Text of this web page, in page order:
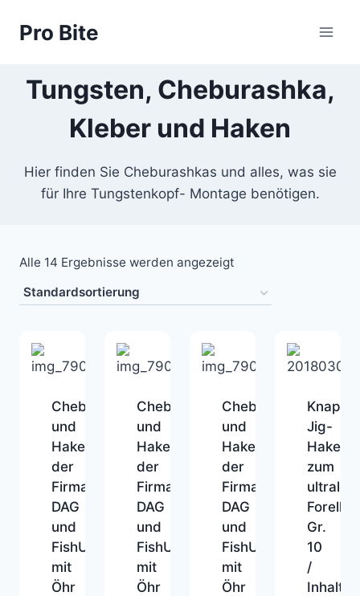
Pro Bite
Tungsten, Cheburashka,
Kleber und Haken
Hier finden Sie Cheburashkas und alles, was sie
für Ihre Tungstenkopf- Montage benötigen.
Alle 14 Ergebnisse werden angezeigt
Cheburashkas
und
Haken
der
Firma
DAG
und
FishUp
mit
Öhr
Cheburashkas
und
Haken
der
Firma
DAG
und
FishUp
mit
Öhr
Cheburashkas
und
Haken
der
Firma
DAG
und
FishUp
mit
Öhr
Knapek
Jig-
Haken
zum
Gr.
10
/
Inhalt: